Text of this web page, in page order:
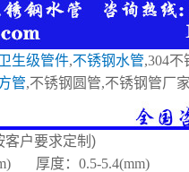
生级管件,不锈钢水管,304
管,不锈钢圆管,不锈钢管厂
客户要求定制)
厚度：0.5-5.4(mm)